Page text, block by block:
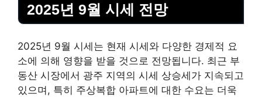
2025년 9월 시세 전망
2025년 9월 시세는 현재 시세와 다양한 경제적 요
소에 의해 영향을 받을 것으로 전망됩니다. 최근 부
동산 시장에서 광주 지역의 시세 상승세가 지속되고
있으며, 특히 주상복합 아파트에 대한 수요는 더욱